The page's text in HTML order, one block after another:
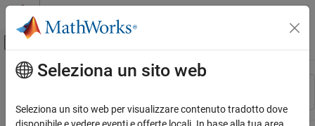
Vai al contenuto
Attiva/disattiva menu di navigazione
Risorsa
Contenuto principale
Seleziona un sito web
Seleziona un sito web per visualizzare contenuto tradotto dove